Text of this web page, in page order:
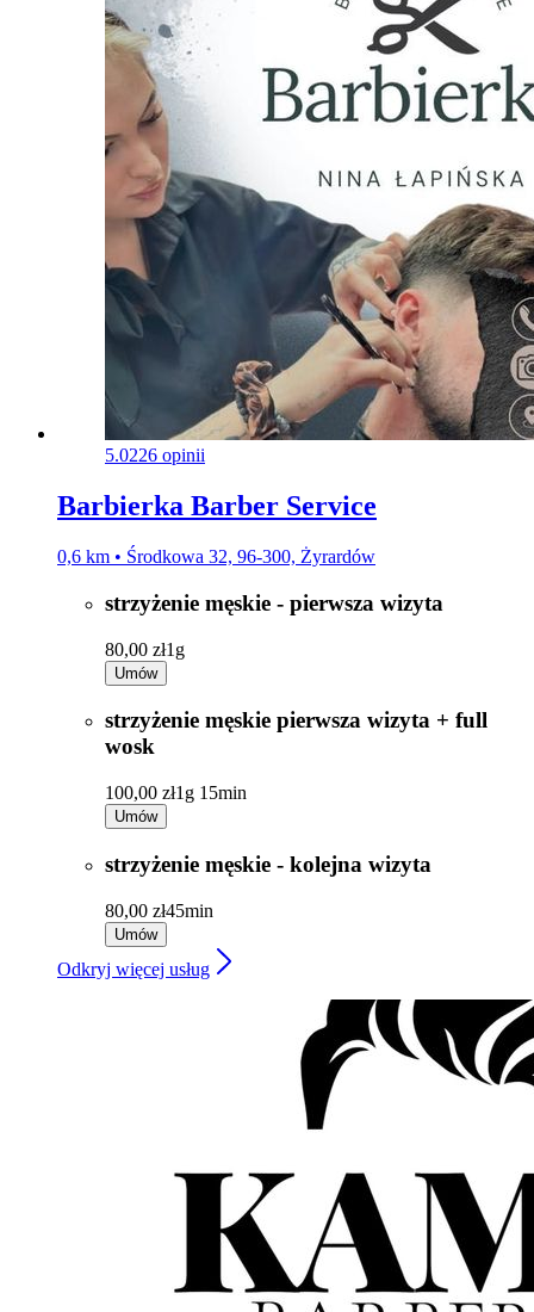
5.0226 opinii
Barbierka Barber Service
0,6 km • Środkowa 32, 96-300, Żyrardów
strzyżenie męskie - pierwsza wizyta
80,00 zł1g
Umów
strzyżenie męskie pierwsza wizyta + full
wosk
100,00 zł1g 15min
Umów
strzyżenie męskie - kolejna wizyta
80,00 zł45min
Umów
Odkryj więcej usług